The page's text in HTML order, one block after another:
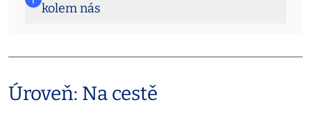
kolem nás
Úroveň: Na cestě